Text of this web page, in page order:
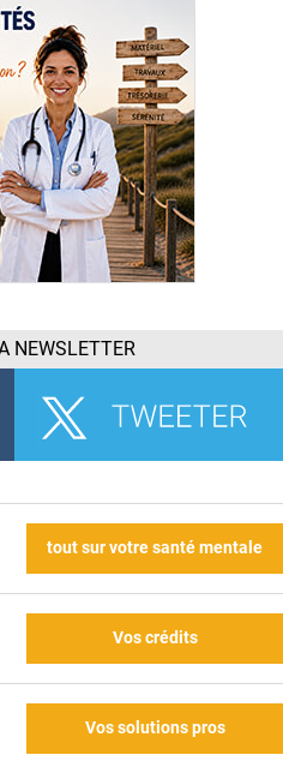
NEWSLETTER
tout sur votre santé mentale
Vos crédits
Vos solutions pros